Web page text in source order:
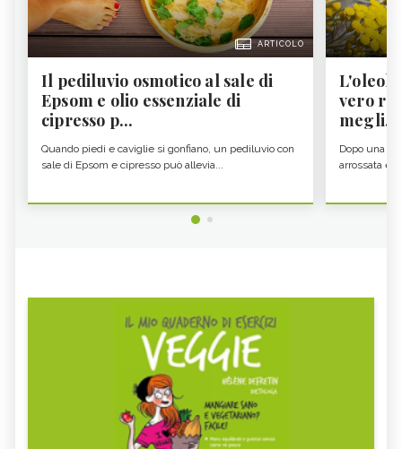
ARTICOLO
Il pediluvio osmotico al sale di
Epsom e olio essenziale di
cipresso p...
Quando piedi e caviglie si gonfiano, un pediluvio con
sale di Epsom e cipresso può allevia...
vero re
megli...
Dopo una
arrossata e